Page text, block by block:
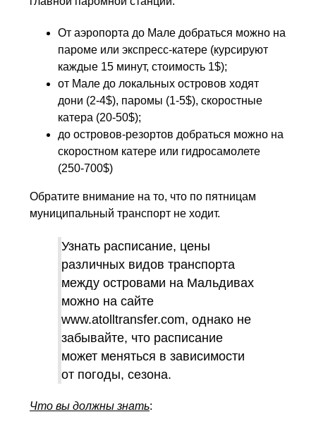
От аэропорта до Мале добраться можно на
пароме или экспресс-катере (курсируют
каждые 15 минут, стоимость 1$);
от Мале до локальных островов ходят
дони (2-4$), паромы (1-5$), скоростные
катера (20-50$);
до островов-резортов добраться можно на
скоростном катере или гидросамолете
(250-700$)
Обратите внимание на то, что по пятницам
муниципальный транспорт не ходит.
Узнать расписание, цены
различных видов транспорта
между островами на Мальдивах
можно на сайте
www.atolltransfer.com, однако не
забывайте, что расписание
может меняться в зависимости
от погоды, сезона.
Что вы должны знать: